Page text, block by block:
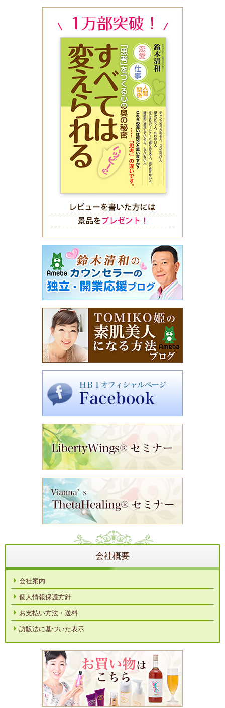
会社概要
会社案内
個人情報保護方針
お支払い方法・送料
訪販法に基づいた表示